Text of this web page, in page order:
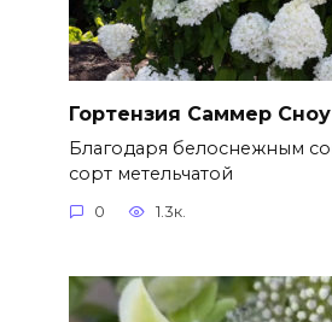
Гортензия Саммер Сноу
Благодаря белоснежным
сорт метельчатой
0 1.3к.